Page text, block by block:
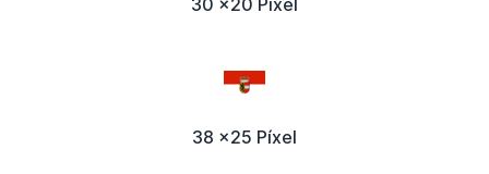
30 x20 Píxel
38 x25 Píxel